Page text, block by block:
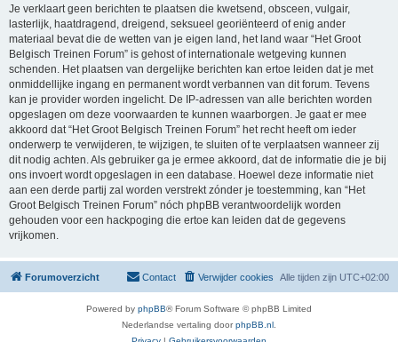
Je verklaart geen berichten te plaatsen die kwetsend, obsceen, vulgair,
lasterlijk, haatdragend, dreigend, seksueel georiënteerd of enig ander
materiaal bevat die de wetten van je eigen land, het land waar “Het Groot
Belgisch Treinen Forum” is gehost of internationale wetgeving kunnen
schenden. Het plaatsen van dergelijke berichten kan ertoe leiden dat je met
onmiddellijke ingang en permanent wordt verbannen van dit forum. Tevens
kan je provider worden ingelicht. De IP-adressen van alle berichten worden
opgeslagen om deze voorwaarden te kunnen waarborgen. Je gaat er mee
akkoord dat “Het Groot Belgisch Treinen Forum” het recht heeft om ieder
onderwerp te verwijderen, te wijzigen, te sluiten of te verplaatsen wanneer zij
dit nodig achten. Als gebruiker ga je ermee akkoord, dat de informatie die je bij
ons invoert wordt opgeslagen in een database. Hoewel deze informatie niet
aan een derde partij zal worden verstrekt zónder je toestemming, kan “Het
Groot Belgisch Treinen Forum” nóch phpBB verantwoordelijk worden
gehouden voor een hackpoging die ertoe kan leiden dat de gegevens
vrijkomen.
Forumoverzicht Alle tijden zijn UTC+02:00
Verwijder cookies
Contact
Powered by phpBB® Forum Software © phpBB Limited
Nederlandse vertaling doorphpBB.nl